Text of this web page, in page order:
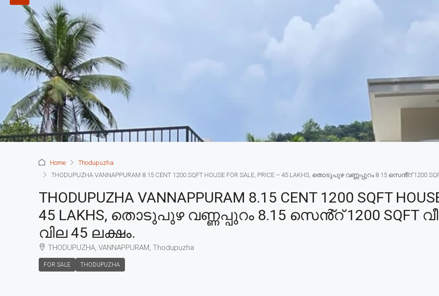
Home
Thodupuzha
THODUPUZHA VANNAPPURAM 8.15 CENT 1200 SQFT HOUSE FOR SALE, PRICE – 45 LAKHS, തൊടുപുഴ വണ്ണപ്പുറം 8.15 സെൻ്റ് 1200
THODUPUZHA VANNAPPURAM 8.15 CENT 1200 SQFT
45 LAKHS, തൊടുപുഴ വണ്ണപ്പുറം 8.15 സെൻ്റ് 1200 SQFT
വില 45 ലക്ഷം.
THODUPUZHA, VANNAPPURAM, Thodupuzha
FOR SALE THODUPUZHA